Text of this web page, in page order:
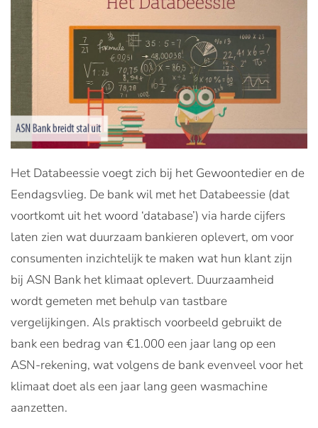
Het Databeessie voegt zich bij het Gewoontedier en de
Eendagsvlieg. De bank wil met het Databeessie (dat
voortkomt uit het woord ‘database’) via harde cijfers
laten zien wat duurzaam bankieren oplevert, om voor
consumenten inzichtelijk te maken wat hun klant zijn
bij ASN Bank het klimaat oplevert. Duurzaamheid
wordt gemeten met behulp van tastbare
vergelijkingen. Als praktisch voorbeeld gebruikt de
bank een bedrag van €1.000 een jaar lang op een
ASN-rekening, wat volgens de bank evenveel voor het
klimaat doet als een jaar lang geen wasmachine
aanzetten.